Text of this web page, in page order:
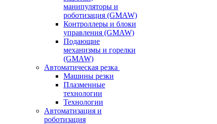
манипуляторы и
роботизация (GMAW)
Контроллеры и блоки
управления (GMAW)
Подающие
механизмы и горелки
(GMAW)
Автоматическая резка
Машины резки
Плазменные
технологии
Технологии
Автоматизация и
роботизация